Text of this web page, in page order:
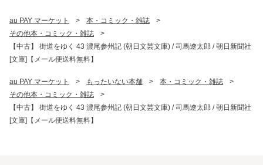
au PAY マーケット > 本・コミック・雑誌
>
その他本・コミック・雑誌
>
【中古】 街道をゆく 43 濃尾参州記 (朝日文芸文庫) / 司馬遼太郎 / 朝日新聞社
[文庫]【メール便送料無料】
au PAY マーケット > もったいない本舗 > 本・コミック・雑誌
>
その他本・コミック・雑誌
>
【中古】 街道をゆく 43 濃尾参州記 (朝日文芸文庫) / 司馬遼太郎 / 朝日新聞社
[文庫]【メール便送料無料】